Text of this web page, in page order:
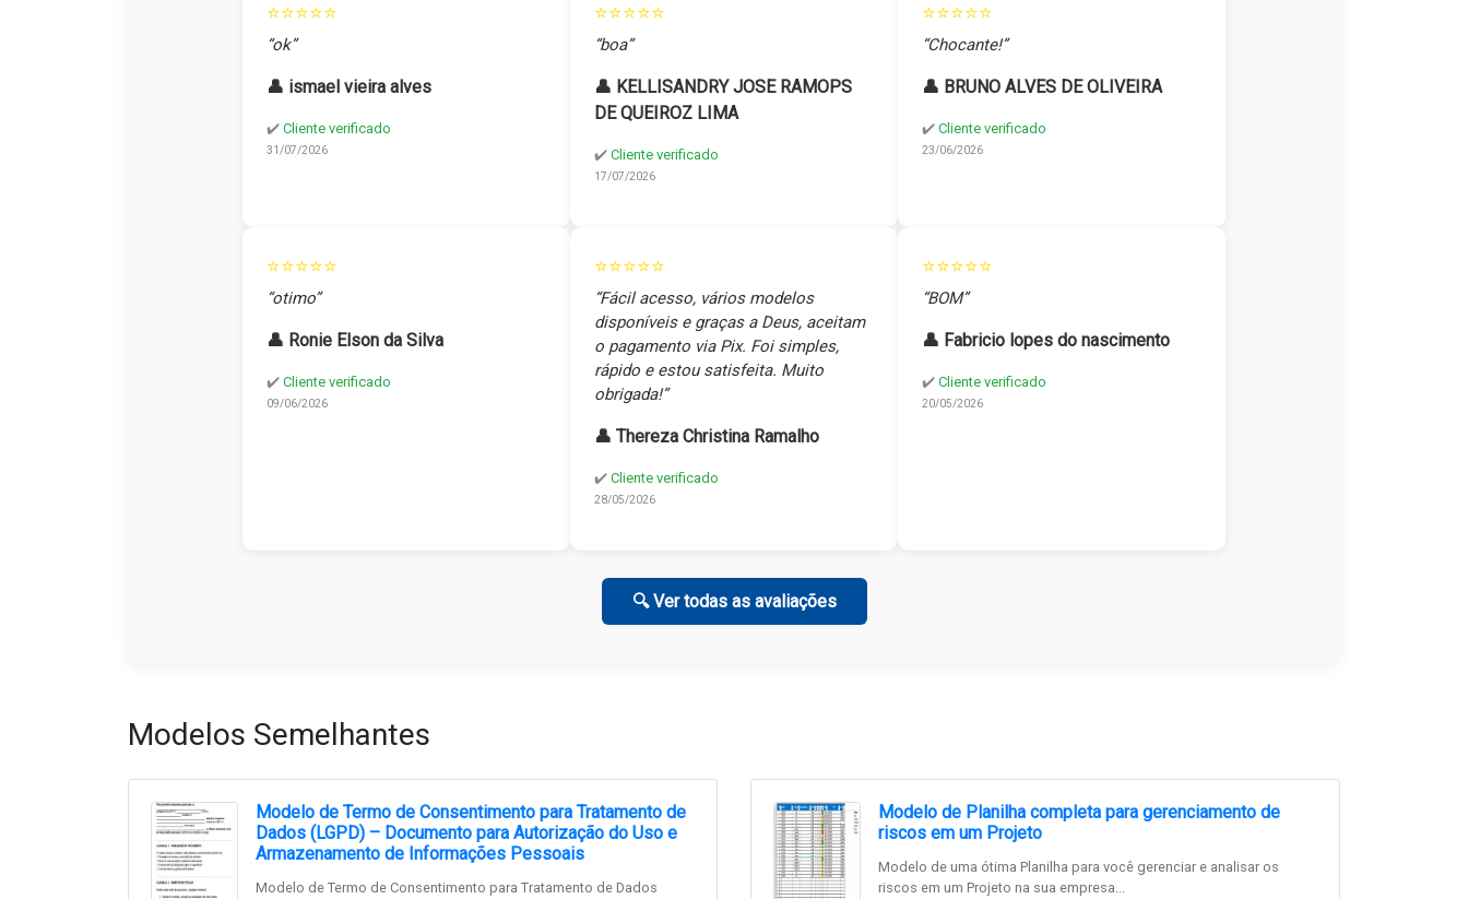
⭐⭐⭐⭐⭐
“ok”
👤 ismael vieira alves
✔️ Cliente verificado
31/07/2026
⭐⭐⭐⭐⭐
“boa”
👤 KELLISANDRY JOSE RAMOPS
DE QUEIROZ LIMA
✔️ Cliente verificado
17/07/2026
⭐⭐⭐⭐⭐
“Chocante!”
👤 BRUNO ALVES DE OLIVEIRA
✔️ Cliente verificado
23/06/2026
⭐⭐⭐⭐⭐
“otimo”
👤 Ronie Elson da Silva
✔️ Cliente verificado
09/06/2026
⭐⭐⭐⭐⭐
“Fácil acesso, vários modelos
disponíveis e graças a Deus, aceitam
o pagamento via Pix. Foi simples,
rápido e estou satisfeita. Muito
obrigada!”
👤 Thereza Christina Ramalho
✔️ Cliente verificado
28/05/2026
⭐⭐⭐⭐⭐
“BOM”
👤 Fabricio lopes do nascimento
✔️ Cliente verificado
20/05/2026
🔍 Ver todas as avaliações
Modelos Semelhantes
Modelo de Termo de Consentimento para Tratamento de
Dados (LGPD) – Documento para Autorização do Uso e
Armazenamento de Informações Pessoais
Modelo de Termo de Consentimento para Tratamento de Dados
Modelo de Planilha completa para gerenciamento de
riscos em um Projeto
Modelo de uma ótima Planilha para você gerenciar e analisar os
riscos em um Projeto na sua empresa...